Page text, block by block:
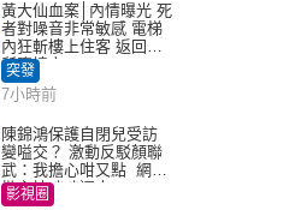
黃大仙血案│內情曝光 死
者對噪音非常敏感 電梯
內狂斬樓上住客 返回住
所墮樓亡
突發
7小時前
陳錦鴻保護自閉兒受訪
變嗌交？ 激動反駁顏聯
武：我擔心咁又點 網民
批主持咄咄逼人
影視圈